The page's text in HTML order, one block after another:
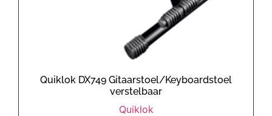
Quiklok DX749 Gitaarstoel/Keyboardstoel
verstelbaar
Quiklok